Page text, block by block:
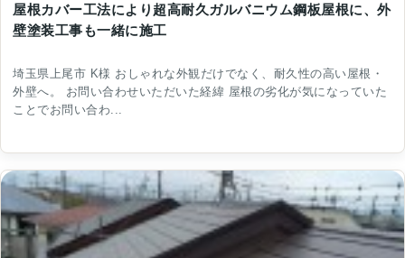
屋根カバー工法により超高耐久ガルバニウム鋼板屋根に、外
壁塗装工事も一緒に施工
埼玉県上尾市 K様 おしゃれな外観だけでなく、耐久性の高い屋根・
外壁へ。 お問い合わせいただいた経緯 屋根の劣化が気になっていた
ことでお問い合わ...